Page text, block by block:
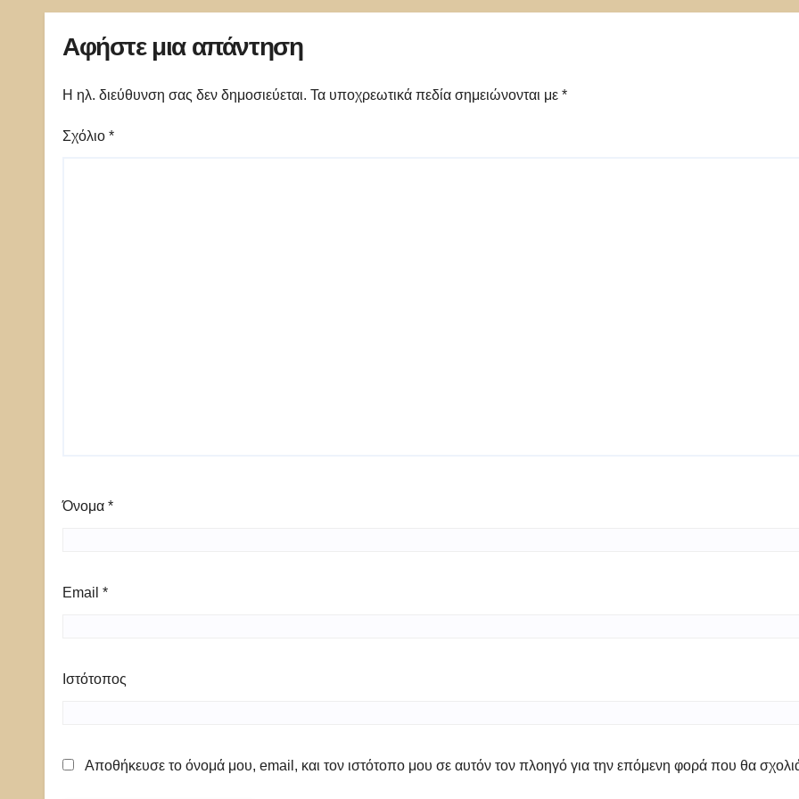
Αφήστε μια απάντηση
Η ηλ. διεύθυνση σας δεν δημοσιεύεται. Τα υποχρεωτικά πεδία σημειώνονται με *
Σχόλιο *
Όνομα *
Email *
Ιστότοπος
Αποθήκευσε το όνομά μου, email, και τον ιστότοπο μου σε αυτόν τον πλοηγό για την επόμενη φορά που θα